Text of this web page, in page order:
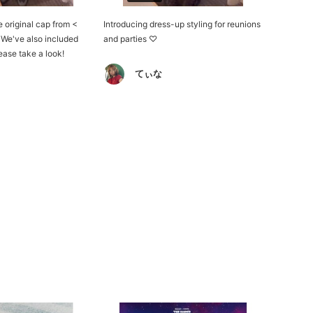
cap from <
also included
take a look!
Introducing dress-up styling for reunions
and parties ♡
てぃな